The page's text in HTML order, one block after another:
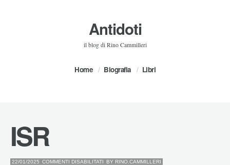
Antidoti
il blog di Rino Cammilleri
Home Biografia Libri
ISR
22/01/2025 COMMENTI DISABILITATI SU
BY RINO.CAMMILLERI